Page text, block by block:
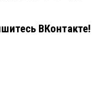
ВКонтакте!